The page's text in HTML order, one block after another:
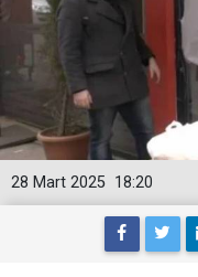
18:20
28 Mart 2025